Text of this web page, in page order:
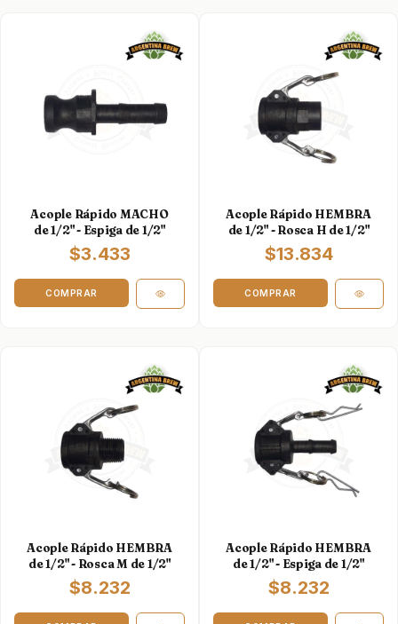
Acople Rápido MACHO
de 1/2" - Espiga de 1/2"
$3.433
Acople Rápido HEMBRA
de 1/2" - Rosca H de 1/2"
$13.834
Acople Rápido HEMBRA
de 1/2" - Rosca M de 1/2"
$8.232
Acople Rápido HEMBRA
de 1/2" - Espiga de 1/2"
$8.232